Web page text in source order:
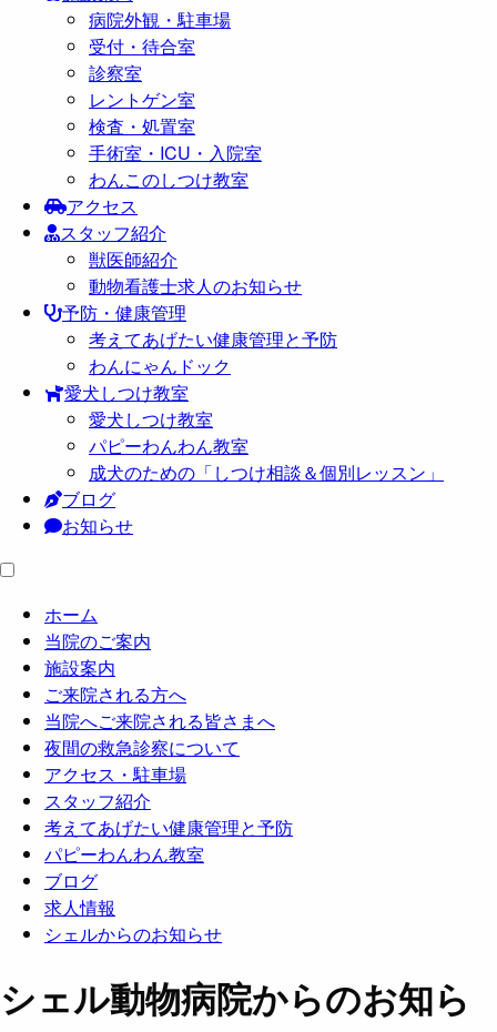
病院外観・駐車場
受付・待合室
診察室
レントゲン室
検査・処置室
手術室・ICU・入院室
わんこのしつけ教室
アクセス
スタッフ紹介
獣医師紹介
動物看護士求人のお知らせ
予防・健康管理
考えてあげたい健康管理と予防
わんにゃんドック
愛犬しつけ教室
愛犬しつけ教室
パピーわんわん教室
成犬のための「しつけ相談＆個別レッスン」
ブログ
お知らせ
ホーム
当院のご案内
施設案内
ご来院される方へ
当院へご来院される皆さまへ
夜間の救急診察について
アクセス・駐車場
スタッフ紹介
考えてあげたい健康管理と予防
パピーわんわん教室
ブログ
求人情報
シェルからのお知らせ
シェル動物病院からのお知ら